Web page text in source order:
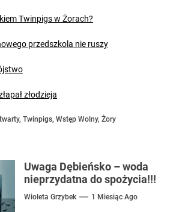
Twinpigs w Żorach?
przedszkola nie ruszy
złodzieja
, Twinpigs, Wstęp Wolny, Żory
Uwaga Dębieńsko – woda
nieprzydatna do spożycia!!!
Wioleta Grzybek 1 Miesiąc Ago